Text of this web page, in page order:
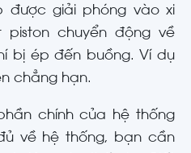
được giải phóng vào xi
chuyển động về
bị ép đến buồng. Ví dụ
chẳng hạn.
chính của hệ thống
về hệ thống, bạn cần